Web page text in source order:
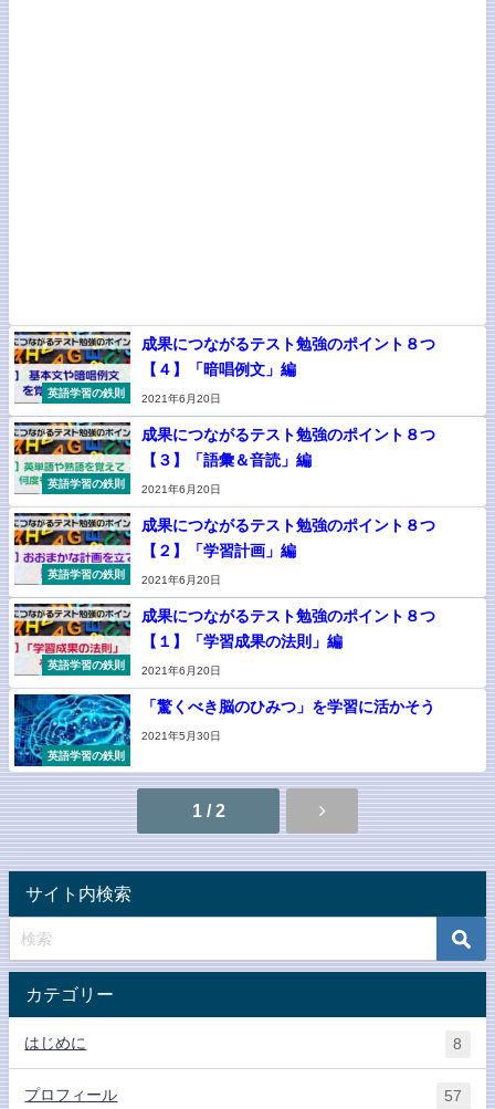
英語学習の鉄則
成果につながるテスト勉強のポイント８つ
【４】「暗唱例文」編
2021年6月20日
英語学習の鉄則
成果につながるテスト勉強のポイント８つ
【３】「語彙＆音読」編
2021年6月20日
英語学習の鉄則
成果につながるテスト勉強のポイント８つ
【２】「学習計画」編
2021年6月20日
英語学習の鉄則
成果につながるテスト勉強のポイント８つ
【１】「学習成果の法則」編
2021年6月20日
英語学習の鉄則
「驚くべき脳のひみつ」を学習に活かそう
2021年5月30日
1 / 2
サイト内検索
カテゴリー
はじめに 8
プロフィール 57